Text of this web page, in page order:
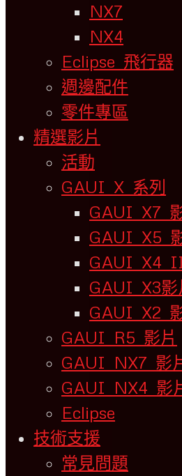
NX7
NX4
Eclipse 飛行器
週邊配件
零件專區
精選影片
活動
GAUI X 系列
GAUI X7
GAUI X5
GAUI X4
GAUI X3影
GAUI X2
GAUI R5 影片
GAUI NX7 影
GAUI NX4 影
Eclipse
技術支援
常見問題